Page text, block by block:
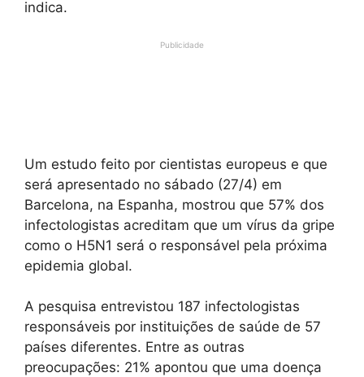
indica.
Publicidade
Um estudo feito por cientistas europeus e que
será apresentado no sábado (27/4) em
Barcelona, na Espanha, mostrou que 57% dos
infectologistas acreditam que um vírus da gripe
como o H5N1 será o responsável pela próxima
epidemia global.
A pesquisa entrevistou 187 infectologistas
responsáveis por instituições de saúde de 57
países diferentes. Entre as outras
preocupações: 21% apontou que uma doença